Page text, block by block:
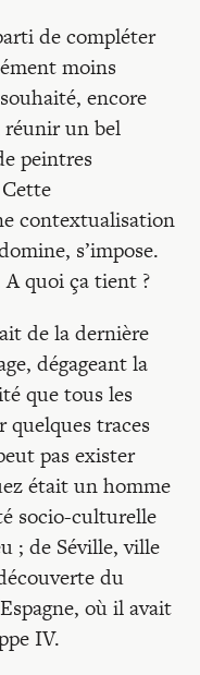
de compléter
moins
encore
réunir un bel
peintres
contextualisation
s’impose.
quoi ça tient ?
de la dernière
dégageant la
que tous les
quelques traces
pas exister
était un homme
socio-culturelle
; de Séville, ville
du
où il avait
IV.